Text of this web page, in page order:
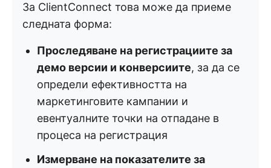
За ClientConnect това може да приеме
следната форма:
Проследяване на регистрациите за
демо версии и конверсиите, за да се
определи ефективността на
маркетинговите кампании и
евентуалните точки на отпадане в
процеса на регистрация
Измерване на показателите за